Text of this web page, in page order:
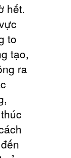
hết.
to
tạo,
ra